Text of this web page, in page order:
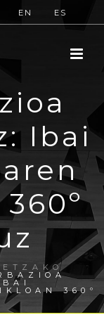
EN ES
Ibai
360º